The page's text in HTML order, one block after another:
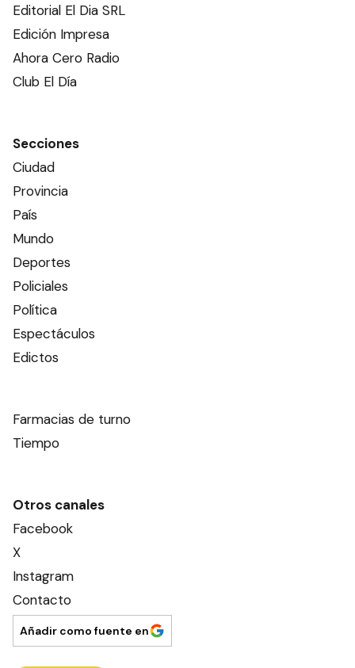
Editorial El Dia SRL
Edición Impresa
Ahora Cero Radio
Club El Día
Secciones
Ciudad
Provincia
País
Mundo
Deportes
Policiales
Política
Espectáculos
Edictos
Farmacias de turno
Tiempo
Otros canales
Facebook
X
Instagram
Contacto
Añadir como fuente en